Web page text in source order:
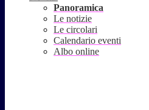
Panoramica
Le notizie
Le circolari
Calendario eventi
Albo online